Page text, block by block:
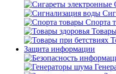
Спорта
Защита информации